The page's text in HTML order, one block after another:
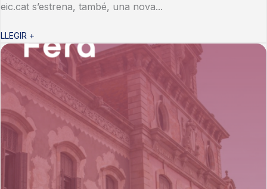
eic.cat s’estrena, també, una nova...
LLEGIR +